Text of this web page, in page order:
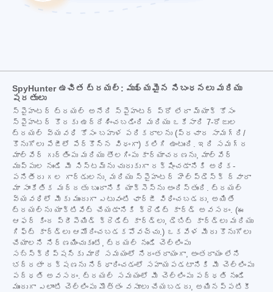
SpyHunter ఉచిత ట్రయల్: ముఖ్యమైన నిబంధనలు మరియు
షరతులు
స్పైహంటర్ ట్రయల్ అనేది స్పైహంటర్ ప్రో లేదా మ్యాక్ కోసం
స్పైహంటర్ కొరకు ఉద్దేశించబడింది మరియు ఒకేసారి 7-రోజుల
ట్రయల్ వ్యవధి కోసం బహుళ పరికరాలను (ప్రచార సామగ్రి/
కొనుగోలు పేజీలో పేర్కొన్న విధంగా) కలిగి ఉంటుంది. ఇది సమగ్ర
మాల్వేర్ గుర్తింపు మరియు తొలగింపు కార్యాచరణను, మాల్వేర్
ముప్పుల నుండి మీ సిస్టమ్‌ను చురుకుగా రక్షించడానికి అధిక-
పనితీరు గల గార్డులను, మరియు స్పైహంటర్ హెల్ప్‌డెస్క్ ద్వారా
మా సాంకేతిక మద్దతు బృందానికి యాక్సెస్‌ను అందిస్తుంది. ట్రయల్
వ్యవధిలో మీకు ముందుగా ఎటువంటి ఛార్జీ విధించబడదు, అయితే
ట్రయల్‌ను యాక్టివేట్ చేయడానికి క్రెడిట్ కార్డ్ అవసరం. (ఈ
ఆఫర్ కింద ప్రీపెయిడ్ క్రెడిట్ కార్డ్‌లు, డెబిట్ కార్డ్‌లు మరియు
గిఫ్ట్ కార్డ్‌లు ఆమోదించబడకపోవచ్చు.) ఒకవేళ మీరు కొనుగోలు
చేయాలని నిర్ణయించుకుంటే, ట్రయల్ నుండి చెల్లింపు
సబ్‌స్క్రిప్షన్‌కు మారే సమయంలో నిరంతరాయంగా, అంతరాయం లేని
భద్రతా రక్షణను నిర్ధారించడంలో సహాయపడటానికి మీ చెల్లింపు
పద్ధతి అవసరం. ట్రయల్ సమయంలో మీ చెల్లింపు పద్ధతి నుండి
ముందుగా ఎలాంటి చెల్లింపు మొత్తం వసూలు చేయబడదు, అయినప్పటికీ